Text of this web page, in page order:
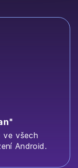
ve všech
Android.